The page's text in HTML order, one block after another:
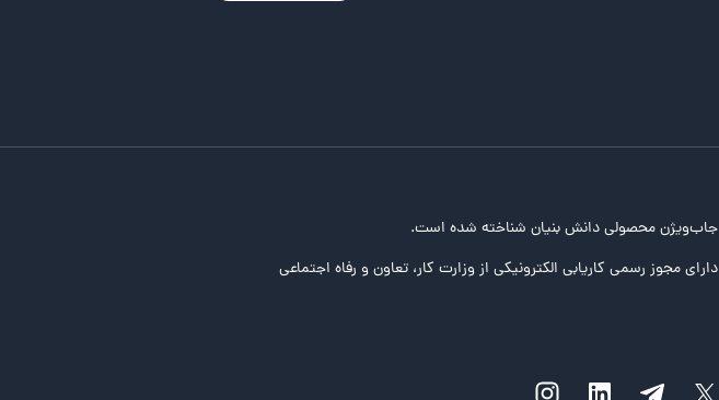
جاب‌ویژن محصولی دانش بنیان شناخته شده است.
دارای مجوز رسمی کاریابی الکترونیکی از وزارت کار، تعاون و رفاه اجتماعی